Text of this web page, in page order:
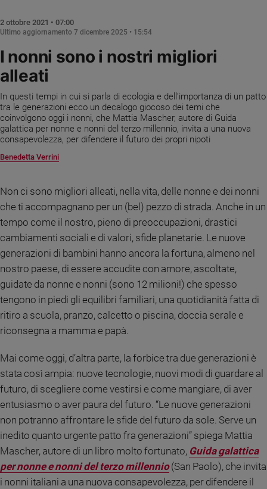
Chiesa
e
spiritualità
Devozione
e
fede
Parola
del
del
giorno
Società
e
valori
Ambiente
e
Creato
Volontariato
Diritti
di
valore
Caso
Migranti
Diversità
e
inclusione
Costume
I nonni sono i nostri migliori
alleati
In questi tempi in cui si parla di ecologia e dell'importanza di un patto
tra le generazioni ecco un decalogo giocoso dei temi che
coinvolgono oggi i nonni, che Mattia Mascher, autore di Guida
galattica per nonne e nonni del terzo millennio, invita a una nuova
consapevolezza, per difendere il futuro dei propri nipoti
Benedetta Verrini
2 ottobre 2021 • 07:00
Ultimo aggiornamento 7 dicembre 2025 • 15:54
Non ci sono migliori alleati, nella vita, delle nonne e dei nonni
che ti accompagnano per un (bel) pezzo di strada. Anche in un
tempo come il nostro, pieno di preoccupazioni, drastici
cambiamenti sociali e di valori, sfide planetarie. Le nuove
generazioni di bambini hanno ancora la fortuna, almeno nel
nostro paese, di essere accudite con amore, ascoltate,
guidate da nonne e nonni (sono 12 milioni!) che spesso
tengono in piedi gli equilibri familiari, una quotidianità fatta di
ritiro a scuola, pranzo, calcetto o piscina, doccia serale e
riconsegna a mamma e papà.
Mai come oggi, d’altra parte, la forbice tra due generazioni è
stata così ampia: nuove tecnologie, nuovi modi di guardare al
futuro, di scegliere come vestirsi e come mangiare, di aver
entusiasmo o aver paura del futuro. “Le nuove generazioni
non potranno affrontare le sfide del futuro da sole. Serve un
inedito quanto urgente patto fra generazioni” spiega Mattia
Mascher, autore di un libro molto fortunato, Guida galattica
per nonne e nonni del terzo millennio(San Paolo), che invita
i nonni italiani a una nuova consapevolezza, per difendere il